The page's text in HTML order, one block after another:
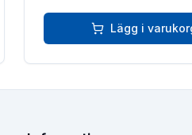
Lägg i